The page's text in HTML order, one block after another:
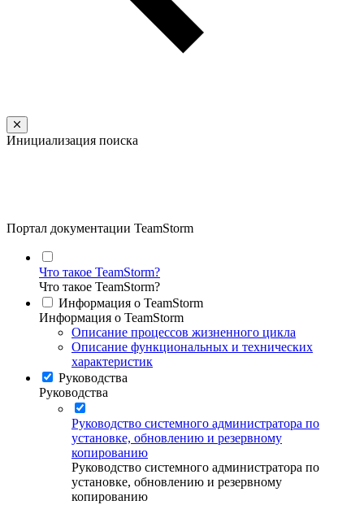
Инициализация поиска
Портал документации TeamStorm
Что такое TeamStorm?
Что такое TeamStorm?
Информация о TeamStorm
Информация о TeamStorm
Описание процессов жизненного цикла
Описание функциональных и технических
характеристик
Руководства
Руководства
Руководство системного администратора по
установке, обновлению и резервному
копированию
Руководство системного администратора по
установке, обновлению и резервному
копированию